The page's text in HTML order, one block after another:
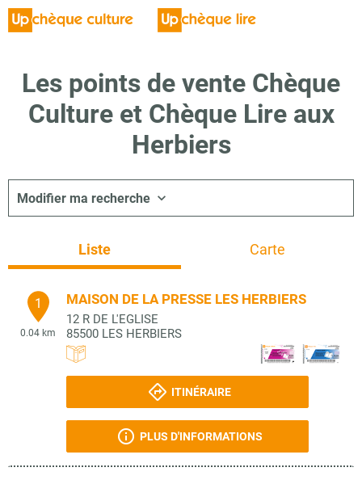
Les points de vente Chèque
Culture et Chèque Lire aux
Herbiers
Modifier ma recherche
Liste Carte
1
0.04 km
MAISON DE LA PRESSE LES HERBIERS
12 R DE L'EGLISE
85500 LES HERBIERS
ITINÉRAIRE
PLUS D'INFORMATIONS